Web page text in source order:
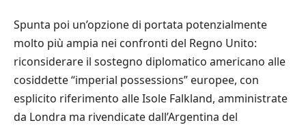
Spunta poi un’opzione di portata potenzialmente
molto più ampia nei confronti del Regno Unito:
riconsiderare il sostegno diplomatico americano alle
cosiddette “imperial possessions” europee, con
esplicito riferimento alle Isole Falkland, amministrate
da Londra ma rivendicate dall’Argentina del